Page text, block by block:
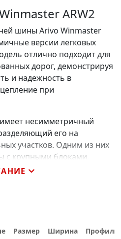
ARW2
шины Arivo Winmaster
версии легковых
отлично подходит для
дорог, демонстрируя
и надежность в
при
несимметричный
его на
участков. Одним из них
с крупными блоками,
широкими «мостиками».
Центральная часть
разнонаправленных
Размер Ширина
Профиль